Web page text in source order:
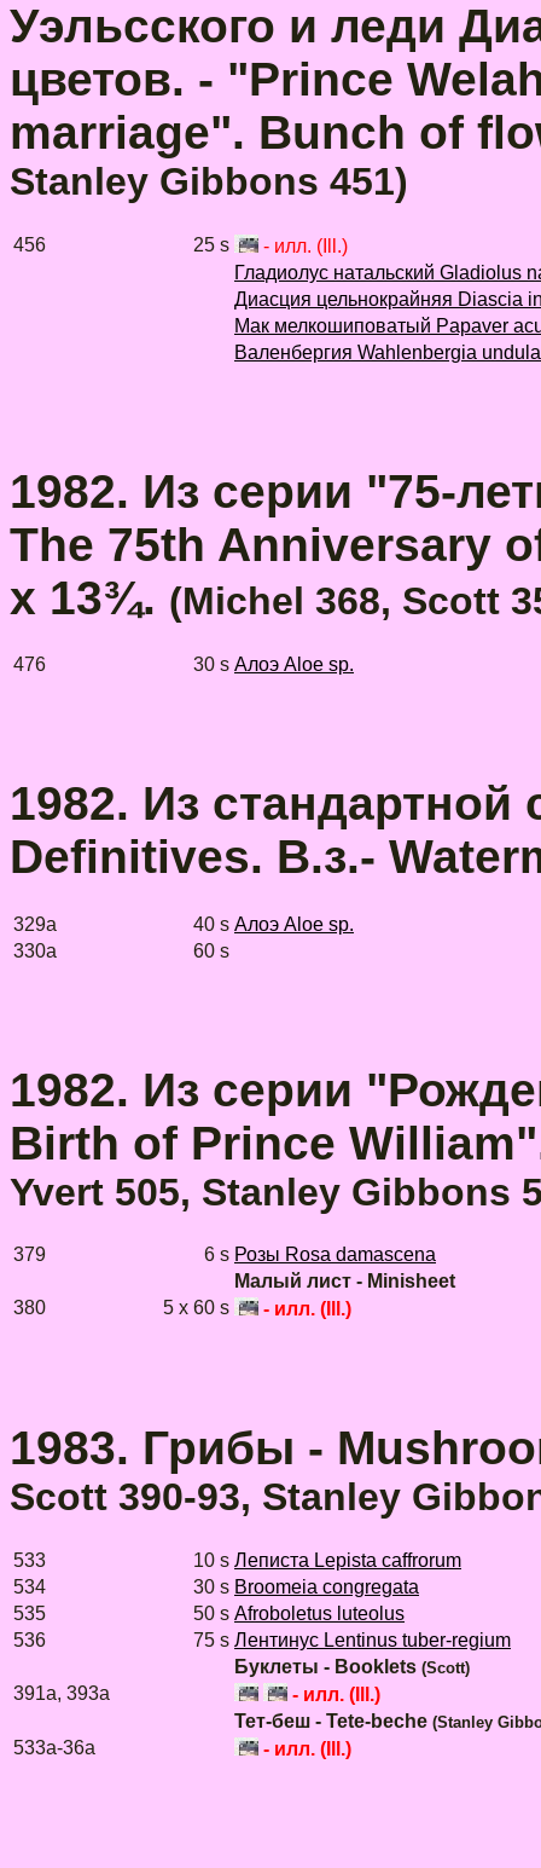
Уэльсского и леди
цветов. - "Prince
marriage". Bunch of
Stanley Gibbons 451)
456 25 s
- илл. (Ill.)
Гладиолус натальский Gladiolus
Диасция цельнокрайняя Diascia
Мак мелкошиповатый Papaver
Валенбергия Wahlenbergia
1982. Из серии "75-
The 75th Anniversary
x 13¾. (Michel 368, Scott
476 30 s Алоэ Aloe sp.
1982. Из стандартной
Definitives. В.з.-
329a 40 s Алоэ Aloe sp.
330a
60 s
1982. Из серии
Birth of Prince
Yvert 505, Stanley Gibbons
379 6 s Розы Rosa damascena
Малый лист - Minisheet
380
5 x 60 s - илл. (Ill.)
1983. Грибы -
Scott 390-93, Stanley
533 10 s Леписта Lepista caffrorum
534
30 s Broomeia congregata
535
50 s Afroboletus luteolus
536
75 s Лентинус Lentinus tuber-regium
Буклеты - Booklets (Scott)
391a, 393a
- илл. (Ill.)
Тет-беш - Tete-beche (Stanley
533a-36a - илл. (Ill.)